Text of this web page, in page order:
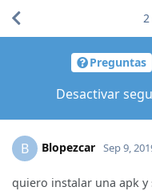
Preguntas
Desactivar
2
B Blopezcar Sep 9,
quiero instalar una apk